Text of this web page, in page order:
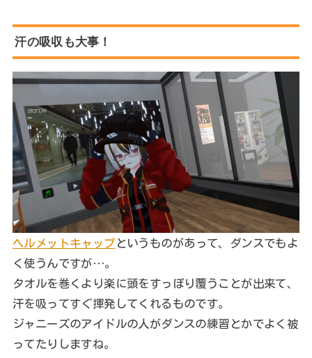
汗の吸収も大事！
ヘルメットキャップ というものがあって、ダンスでもよ
く使うんですが…。
タオルを巻くより楽に頭をすっぽり覆うことが出来て、
汗を吸ってすぐ揮発してくれるものです。
ジャニーズのアイドルの人がダンスの練習とかでよく被
ってたりしますね。